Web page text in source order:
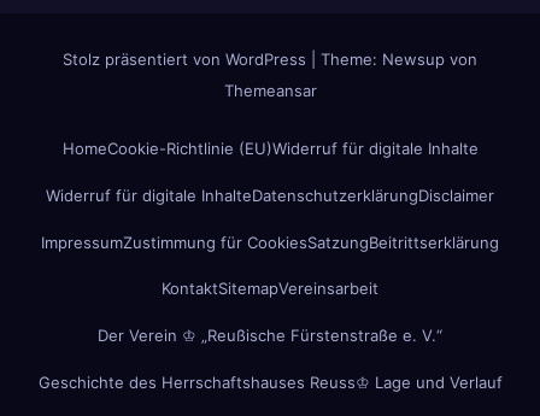
Stolz präsentiert von WordPress
Theme: Newsup von
Themeansar
HomeCookie-Richtlinie (EU)Widerruf für digitale Inhalte
Widerruf für digitale InhalteDatenschutzerklärungDisclaimer
ImpressumZustimmung für CookiesSatzungBeitrittserklärung
KontaktSitemapVereinsarbeit
Der Verein ♔ „Reußische Fürstenstraße e. V.“
Geschichte des Herrschaftshauses Reuss♔ Lage und Verlauf